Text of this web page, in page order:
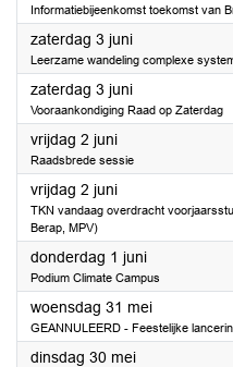
Informatiebijeenkomst toekomst van
zaterdag 3 juni2023
Leerzame wandeling complexe
zaterdag 3 juni2023
Vooraankondiging Raad op Zaterdag
vrijdag 2 juni2023
Raadsbrede sessie
vrijdag 2 juni2023
TKN vandaag overdracht
Berap, MPV)
donderdag 1 juni2023
Podium Climate Campus
woensdag 31 mei2023
GEANNULEERD - Feestelijke
dinsdag 30 mei2023